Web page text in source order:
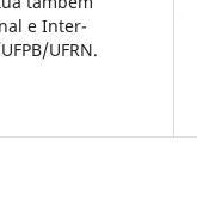
e Inter-
UFRN.